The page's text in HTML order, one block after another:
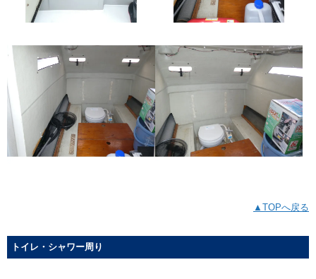
▲TOPへ戻る
トイレ・シャワー周り